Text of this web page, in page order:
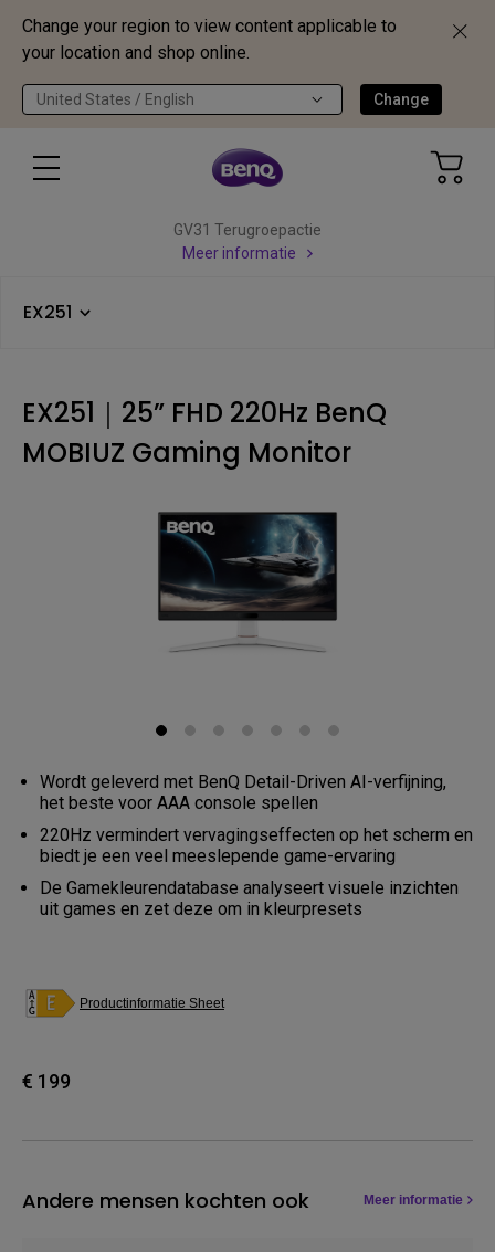
Change your region to view content applicable to
your location and shop online.
United States / English Change
GV31 Terugroepactie
Meer informatie
EX251
EX251｜25” FHD 220Hz BenQ
MOBIUZ Gaming Monitor
Wordt geleverd met BenQ Detail-Driven AI-verfijning,
het beste voor AAA console spellen
220Hz vermindert vervagingseffecten op het scherm en
biedt je een veel meeslepende game-ervaring
De Gamekleurendatabase analyseert visuele inzichten
uit games en zet deze om in kleurpresets
Productinformatie Sheet
€ 199
Andere mensen kochten ook Meer informatie